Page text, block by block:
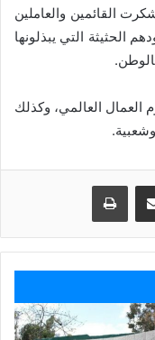
القائمين والعاملين
الحثيثة التي يبذلونها
العمال العالمي، وكذلك
مشاركة عبر البريد طباعة